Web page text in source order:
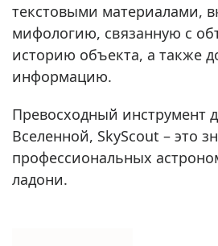
текстовыми материалами,
мифологию, связанную с
историю объекта, а также
информацию.
Превосходный инструмент
Вселенной, SkyScout – это
профессиональных
ладони.